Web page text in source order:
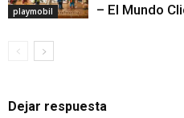
playmobil
– El Mundo
Dejar respuesta